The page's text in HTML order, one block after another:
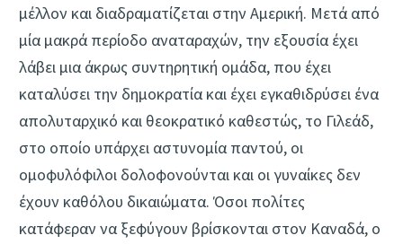
μέλλον και διαδραματίζεται στην Αμερική. Μετά από
μία μακρά περίοδο αναταραχών, την εξουσία έχει
λάβει μια άκρως συντηρητική ομάδα, που έχει
καταλύσει την δημοκρατία και έχει εγκαθιδρύσει ένα
απολυταρχικό και θεοκρατικό καθεστώς, το Γιλεάδ,
στο οποίο υπάρχει αστυνομία παντού, οι
ομοφυλόφιλοι δολοφονούνται και οι γυναίκες δεν
έχουν καθόλου δικαιώματα. Όσοι πολίτες
κατάφεραν να ξεφύγουν βρίσκονται στον Καναδά, ο